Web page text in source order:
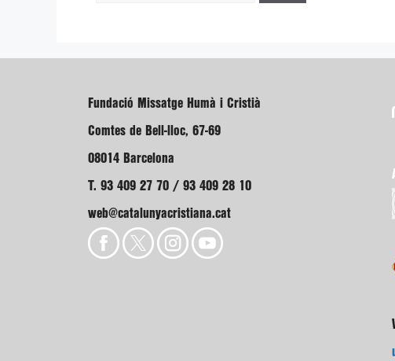
Fundació Missatge Humà i Cristià
Comtes de Bell-lloc, 67-69
08014 Barcelona
T. 93 409 27 70 / 93 409 28 10
web@catalunyacristiana.cat